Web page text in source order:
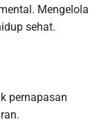
Mengelola
sehat.
pernapasan